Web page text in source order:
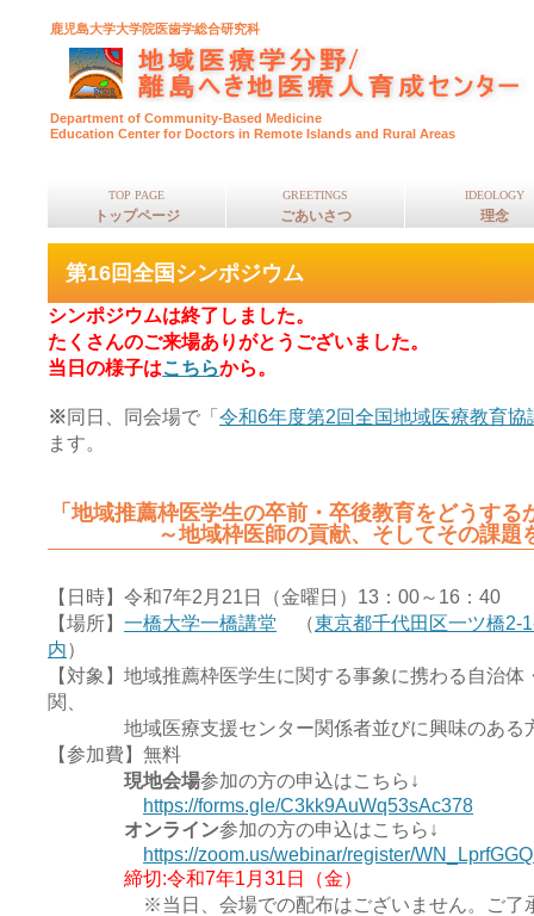
鹿児島大学大学院医歯学総合研究科
Department of Community-Based Medicine
Education Center for Doctors in Remote Islands and Rural Areas
第16回全国シンポジウム
シンポジウムは終了しました。
たくさんのご来場ありがとうございました。
当日の様子はこちらから。
※同日、同会場で「令和6年度第2回全国地域医療教育
ます。
「地域推薦枠医学生の卒前・卒後教育をどうする
～地域枠医師の貢献、そしてその課題を
【日時】令和7年2月21日（金曜日）13：00～16
【場所】 一橋大学一橋講堂 （東京都千代田区一ツ橋
内）
【対象】地域推薦枠医学生に関する事象に携わる自治
関、
地域医療支援センター関係者並びに興味のある
【参加費】無料
現地会場参加の方の申込はこちら↓
https://forms.gle/C3kk9AuWq53sAc378
オンライン参加の方の申込はこちら↓
https://zoom.us/webinar/register/
締切:令和7年1月31日（金）
※当日、会場での配布はございません。ご了承
TOP PAGE
トップページ
GREETINGS
ごあいさつ
IDEOLOGY
理念